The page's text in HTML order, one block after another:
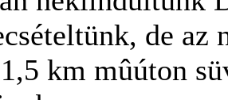
de az
km mûúton